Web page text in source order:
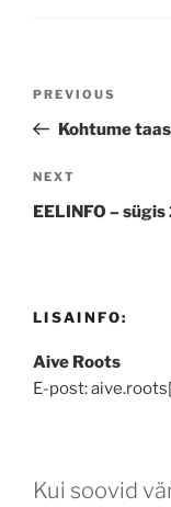
Previous
Post
PREVIOUS
Kohtume
Next
Post
NEXT
EELINFO –
LISAINFO:
Aive Roots
E-post:
Kui soovid